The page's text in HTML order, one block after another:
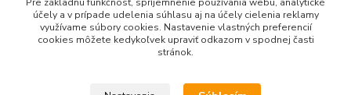
účely a v prípade udelenia súhlasu aj na účely cielenia reklamy
využívame súbory cookies. Nastavenie vlastných preferencií
cookies môžete kedykoľvek upraviť odkazom v spodnej časti
stránok.